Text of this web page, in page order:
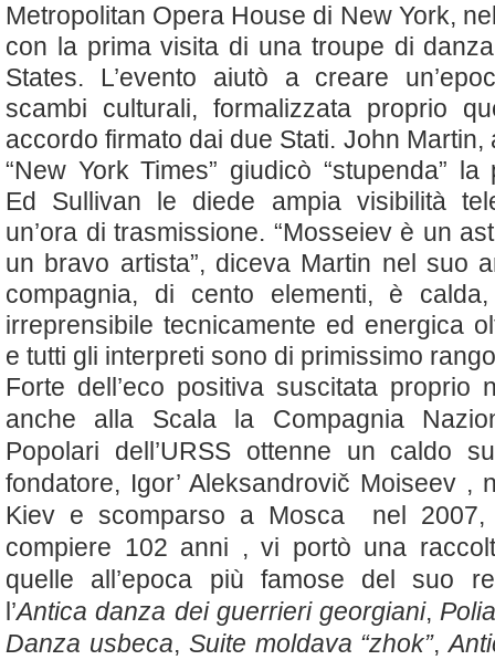
Metropolitan Opera House di New York,
con la prima visita di una troupe di
States. L’evento aiutò a creare
scambi culturali, formalizzata proprio
accordo firmato dai due Stati. John Martin,
“New York Times” giudicò “stupenda”
Ed Sullivan le diede ampia visibilità
un’ora di trasmissione. “Mosseiev è un
un bravo artista”, diceva Martin nel suo
compagnia, di cento elementi, è
irreprensibile tecnicamente ed energica
e tutti gli interpreti sono di primissimo
Forte dell’eco positiva suscitata proprio
anche alla Scala la Compagnia
Popolari dell’URSS ottenne un caldo
fondatore, Igor’ Aleksandrovič Moiseev ,
Kiev e scomparso a Mosca nel 2007,
compiere 102 anni , vi portò una
quelle all’epoca più famose del suo
l’Antica danza dei guerrieri georgiani,
Danza usbeca, Suite moldava “zhok”,